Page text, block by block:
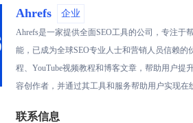
Ahrefs 企业
Ahrefs是一家提供全面SEO工具的公司，专注于
能，已成为全球SEO专业人士和营销人员信赖
程、YouTube视频教程和博客文章，帮助用户提
容创作者，并通过其工具和服务帮助用户实现在
联系信息